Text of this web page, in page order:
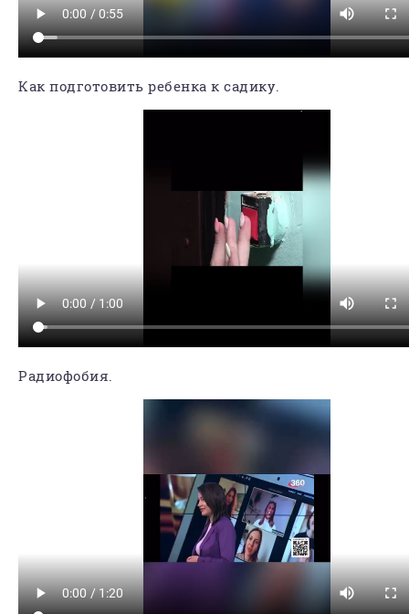
Как подготовить ребенка к садику.
Радиофобия.